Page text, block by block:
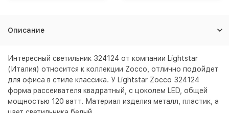
Описание
Интересный светильник 324124 от компании Lightstar
(Италия) относится к коллекции Zocco, отлично подойдет
для офиса в стиле классика. У Lightstar Zocco 324124
форма рассеивателя квадратный, с цоколем LED, общей
мощностью 120 ватт. Материал изделия металл, пластик, а